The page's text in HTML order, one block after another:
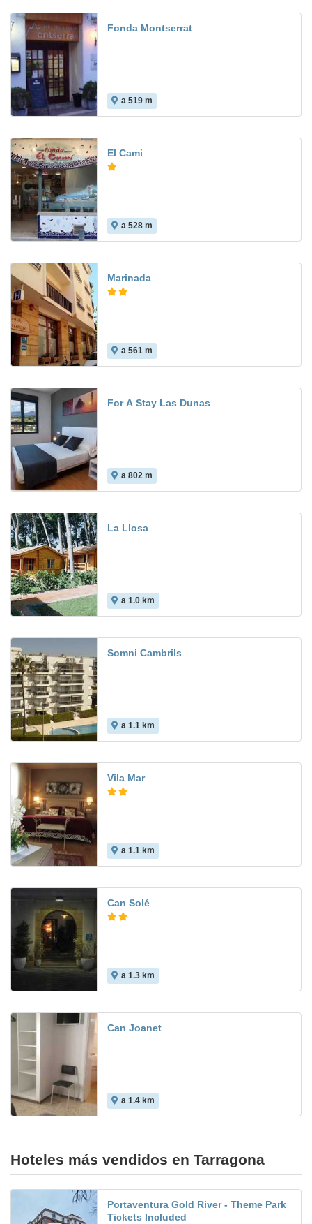
Fonda Montserrat
a 519 m
El Cami
a 528 m
Marinada
a 561 m
For A Stay Las Dunas
a 802 m
La Llosa
a 1.0 km
Somni Cambrils
a 1.1 km
Vila Mar
a 1.1 km
Can Solé
a 1.3 km
Can Joanet
a 1.4 km
Hoteles más vendidos en Tarragona
Portaventura Gold River - Theme Park
Tickets Included